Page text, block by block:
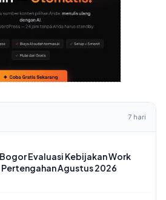
7 hari
Evaluasi Kebijakan Work
Agustus 2026